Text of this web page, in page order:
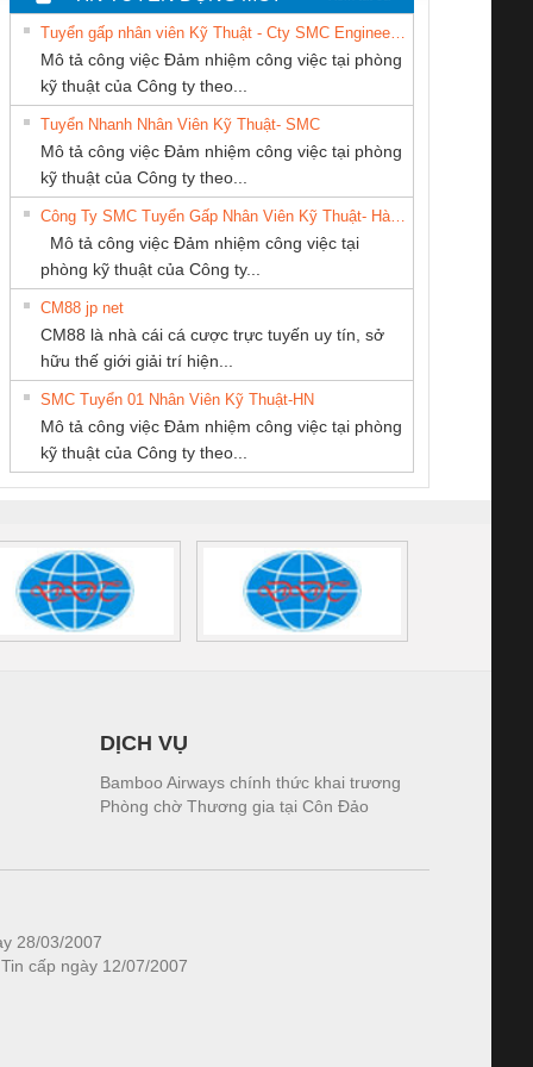
An Toàn
Contact
– PSR-
SCP-
FSP/2X1/1X2
sát chuỗi
tấm pin
16I+
(2502520000)
Bộ giám sát chuỗi
tấm pin
TRANSCLINIC 16I+
1K5 L (2433950000)
Bộ giám sát dòng
TRANSCLINIC 16I+
(2008130000)
Bộ chỉnh lưu nguồn
điện TRANSCLINIC
BKE 1K5.4
(7791400879)2. Giá
Nẹp nhôm chống
trơn Đà Nẵng
TY TNHH
DOANH
VỤ XNK
NAM
Công Ty TNHH
Thiết Bị Điện Nam
Quốc Thịnh
CÔNG TY TNHH
NGHIỆP NIHON
SETSUBI VIỆT
NAM
ty TNHH
Mại SX Ba
PHẦN TỰ ĐỘNG
TIẾN HƯNG
PHẦN DÂY VÀ
Mô tả công việc Đảm nhiệm công việc tại phòng
kỹ thuật của Công ty theo...
Tuyển Nhanh Nhân Viên Kỹ Thuật- SMC
Mô tả công việc Đảm nhiệm công việc tại phòng
kỹ thuật của Công ty theo...
Mô tả công việc Đảm nhiệm công việc tại
phòng kỹ thuật của Công ty...
CM88 jp net
CM88 là nhà cái cá cược trực tuyến uy tín, sở
hữu thế giới giải trí hiện...
SMC Tuyển 01 Nhân Viên Kỹ Thuật-HN
Mô tả công việc Đảm nhiệm công việc tại phòng
kỹ thuật của Công ty theo...
DỊCH VỤ
Bamboo Airways chính thức khai trương
Phòng chờ Thương gia tại Côn Đảo
28/03/2007
cấp ngày 12/07/2007